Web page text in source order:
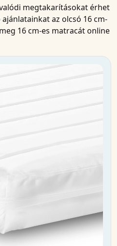
megtakarításokat érhet
ajánlatainkataz olcsó 16 cm-
16 cm-es matracátonline